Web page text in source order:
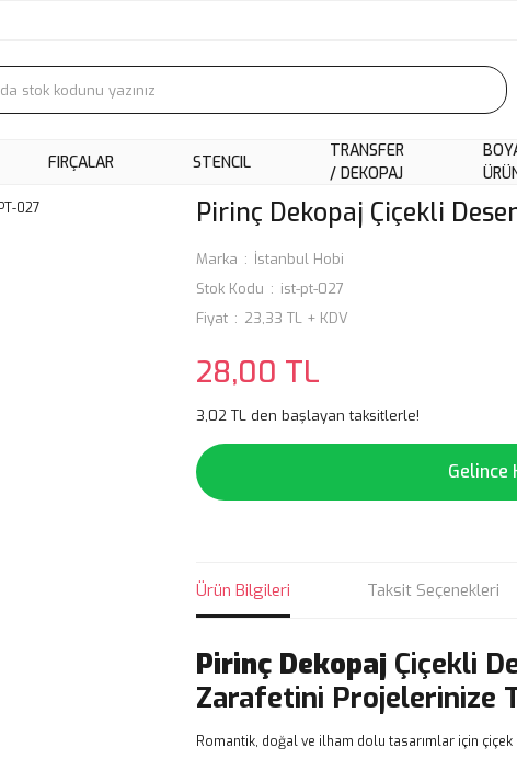
FIRÇALAR STENCIL
TRANSFER
/ DEKOPAJ
Pirinç Dekopaj Çiçekli
Marka
İstanbul Hobi
Stok Kodu
ist-pt-027
Fiyat
23,33 TL + KDV
28,00 TL
3,02 TL den başlayan taksitlerle!
Gelince
Ürün Bilgileri Taksit Seçenekleri
Pirinç Dekopaj Çiçekli
Zarafetini Projelerinize
Romantik, doğal ve ilham dolu tasarımlar için